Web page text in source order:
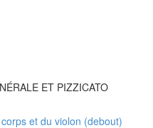
ET PIZZICATO
et du violon (debout)